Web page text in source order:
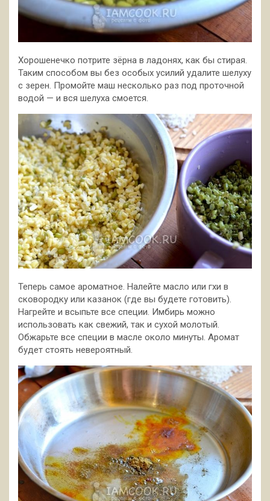
Хорошенечко потрите зёрна в ладонях, как бы стирая.
Таким способом вы без особых усилий удалите шелуху
с зерен. Промойте маш несколько раз под проточной
водой — и вся шелуха смоется.
Теперь самое ароматное. Налейте масло или гхи в
сковородку или казанок (где вы будете готовить).
Нагрейте и всыпьте все специи. Имбирь можно
использовать как свежий, так и сухой молотый.
Обжарьте все специи в масле около минуты. Аромат
будет стоять невероятный.